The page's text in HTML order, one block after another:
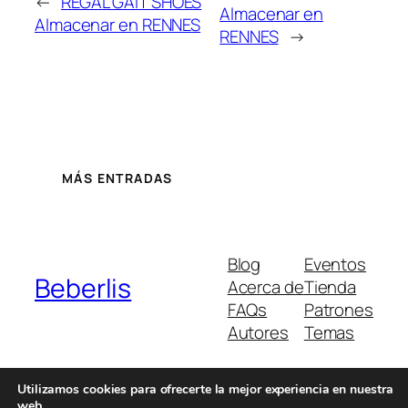
Almacenar en RENNES
Almacenar en
RENNES →
MÁS ENTRADAS
Beberlis
Blog
Acerca de
FAQs
Autores
Eventos
Tienda
Patrones
Temas
Utilizamos cookies para ofrecerte la mejor experiencia en nuestra